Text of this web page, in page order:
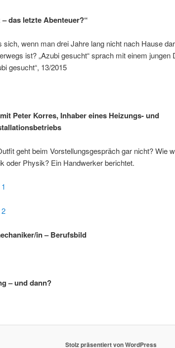
– das letzte Abenteuer?“
sich, wenn man drei Jahre lang nicht nach Hause
ist? „Azubi gesucht“ sprach mit einem jungen
gesucht“, 13/2015
Peter Korres, Inhaber eines Heizungs- und
geht beim Vorstellungsgespräch gar nicht? Wie
oder Physik? Ein Handwerker berichtet.
in – Berufsbild
– und dann?
Stolz präsentiert von WordPress